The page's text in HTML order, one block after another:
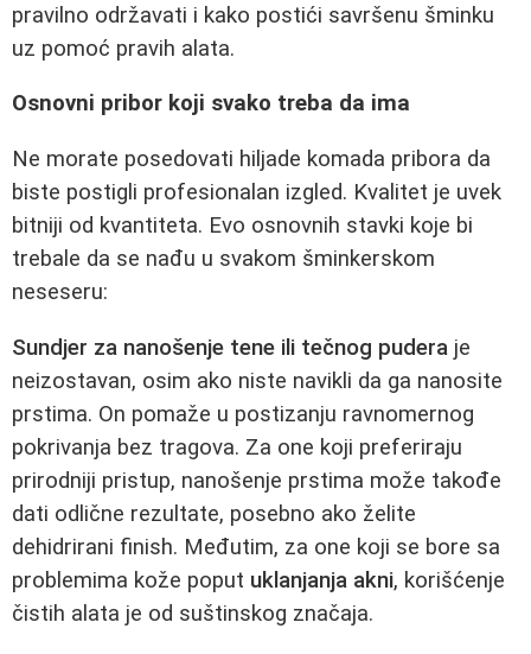
pravilno održavati i kako postići savršenu šminku
uz pomoć pravih alata.
Osnovni pribor koji svako treba da ima
Ne morate posedovati hiljade komada pribora da
biste postigli profesionalan izgled. Kvalitet je uvek
bitniji od kvantiteta. Evo osnovnih stavki koje bi
trebale da se nađu u svakom šminkerskom
neseseru:
Sundjer za nanošenje tene ili tečnog pudera je
neizostavan, osim ako niste navikli da ga nanosite
prstima. On pomaže u postizanju ravnomernog
pokrivanja bez tragova. Za one koji preferiraju
prirodniji pristup, nanošenje prstima može takođe
dati odlične rezultate, posebno ako želite
dehidrirani finish. Međutim, za one koji se bore sa
problemima kože poput uklanjanja akni, korišćenje
čistih alata je od suštinskog značaja.